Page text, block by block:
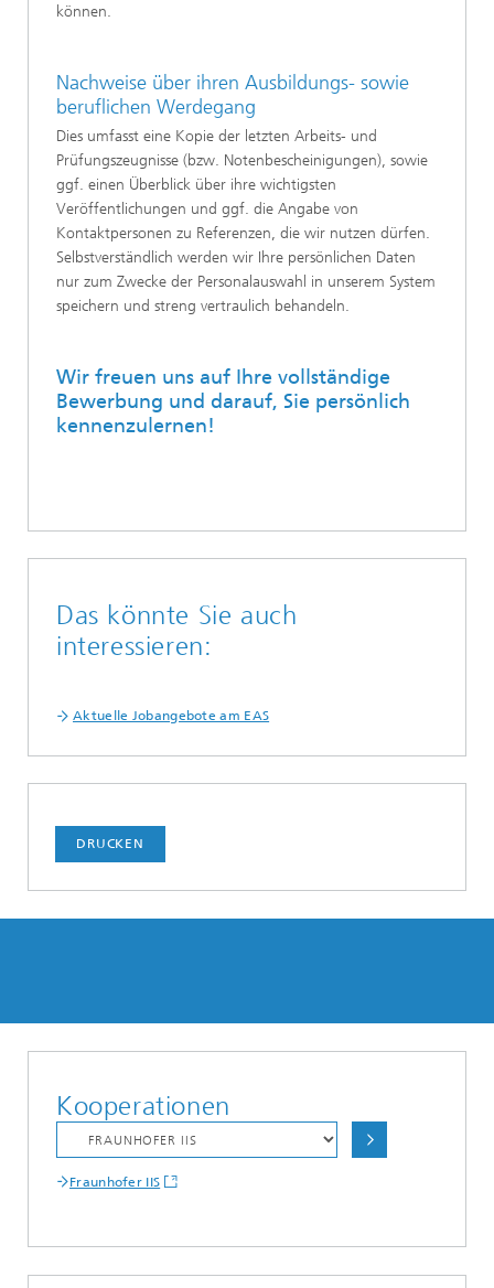
können.
Nachweise über ihren Ausbildungs- sowie
beruflichen Werdegang
Dies umfasst eine Kopie der letzten Arbeits- und
Prüfungszeugnisse (bzw. Notenbescheinigungen), sowie
ggf. einen Überblick über ihre wichtigsten
Veröffentlichungen und ggf. die Angabe von
Kontaktpersonen zu Referenzen, die wir nutzen dürfen.
Selbstverständlich werden wir Ihre persönlichen Daten
nur zum Zwecke der Personalauswahl in unserem System
speichern und streng vertraulich behandeln.
Wir freuen uns auf Ihre vollständige
Bewerbung und darauf, Sie persönlich
kennenzulernen!
Das könnte Sie auch
interessieren:
Aktuelle Jobangebote am EAS
DRUCKEN
Kooperationen
Fraunhofer IIS